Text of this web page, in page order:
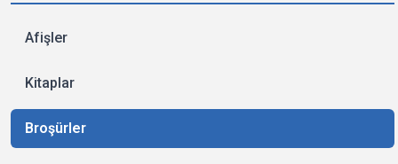
Afişler
Kitaplar
Broşürler